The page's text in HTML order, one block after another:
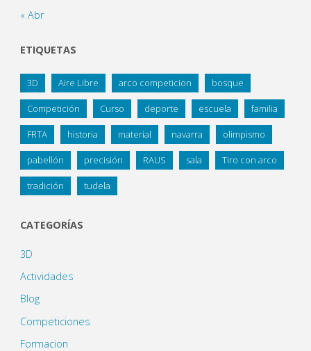
« Abr
ETIQUETAS
3D Aire Libre arco competicion bosque
Competición Curso deporte escuela familia
FRTA historia material navarra olimpismo
pabellón precisión RAUS sala Tiro con arco
tradición tudela
CATEGORÍAS
3D
Actividades
Blog
Competiciones
Formacion